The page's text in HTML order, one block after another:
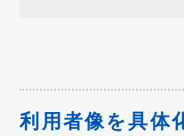
利用者像を具体